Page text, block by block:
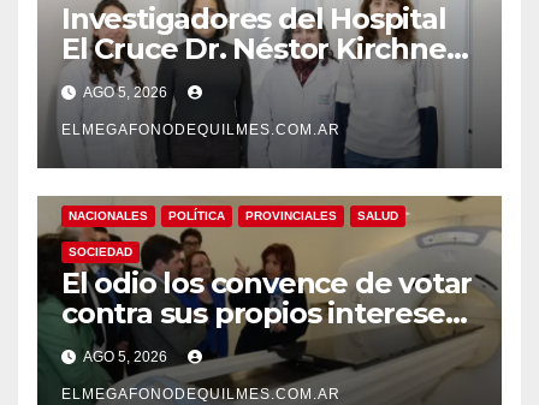
Investigadores del Hospital
El Cruce Dr. Néstor Kirchner
desarrollan un estudio
pionero sobre el
envejecimiento cerebral y las
demencias
AGO 5, 2026
ELMEGAFONODEQUILMES.COM.AR
NACIONALES POLÍTICA PROVINCIALES SALUD
SOCIEDAD
El odio los convence de votar
contra sus propios intereses.
Una Sociedad atrapada en la
grieta
AGO 5, 2026
ELMEGAFONODEQUILMES.COM.AR